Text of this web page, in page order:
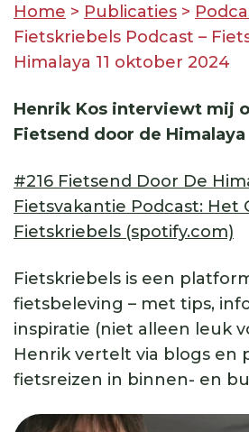
Home > Publicaties >
Fietskriebels Podcast –
Himalaya 11 oktober 2024
Henrik Kos interviewt mij
Fietsend door de Himalaya
#216 Fietsend Door De
Fietsvakantie Podcast: Het
Fietskriebels (spotify.com)
Fietskriebels is een
fietsbeleving – met tips,
inspiratie (niet alleen leuk
Henrik vertelt via blogs en
fietsreizen in binnen- en